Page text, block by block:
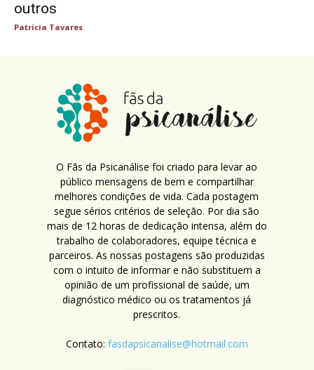
outros
Patricia Tavares
O Fãs da Psicanálise foi criado para levar ao
público mensagens de bem e compartilhar
melhores condições de vida. Cada postagem
segue sérios critérios de seleção. Por dia são
mais de 12 horas de dedicação intensa, além do
trabalho de colaboradores, equipe técnica e
parceiros. As nossas postagens são produzidas
com o intuito de informar e não substituem a
opinião de um profissional de saúde, um
diagnóstico médico ou os tratamentos já
prescritos.
Contato: fasdapsicanalise@hotmail.com